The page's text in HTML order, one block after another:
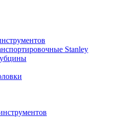
Stanley